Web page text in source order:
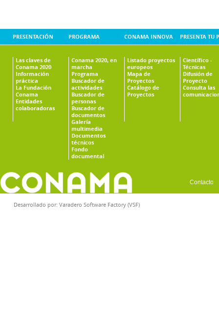
PRESENTACIÓN
Las claves de
Conama 2020
Información
práctica
La Fundación
Conama
Entidades
colaboradoras
PROGRAMA
Conama 2020, en
marcha
Programa
Buscador de
actividades
Buscador de
personas
Buscador de
documentos
Galería
multimedia
Documentos
técnicos
Fondo
documental
CONAMA INNOVA
Listado proyectos
europeos
Mapa de
Proyectos
Catálogo de
Proyectos
PRESENTA TU
Científico -
Técnicas
Difusión de
Proyecto
Consulta las
Contacto
Desarrollado por: Varadero Software Factory (VSF)